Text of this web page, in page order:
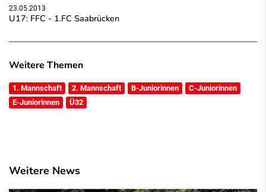
23.05.2013
U17: FFC - 1.FC Saabrücken
Weitere Themen
1. Mannschaft 2. Mannschaft B-Juniorinnen
C-Juniorinnen
E-Juniorinnen
Ü32
Weitere News